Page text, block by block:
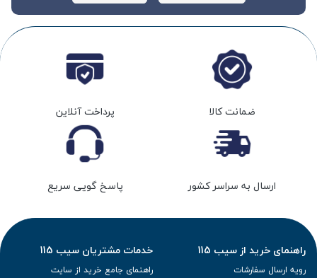
ضمانت کالا پرداخت آنلاین
ارسال به سراسر کشور پاسخ گویی سریع
راهنمای خرید از سیب 115
رویه ارسال سفارشات
خدمات مشتریان سیب 115
راهنمای جامع خرید از سایت